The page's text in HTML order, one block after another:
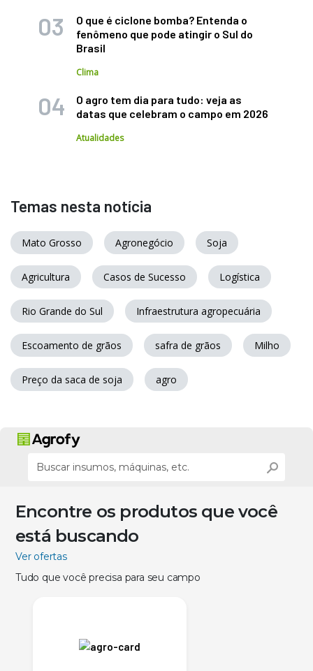
O que é ciclone bomba? Entenda o
fenômeno que pode atingir o Sul do
Brasil
Clima
O agro tem dia para tudo: veja as
datas que celebram o campo em 2026
Atualidades
Temas nesta notícia
Mato Grosso Agronegócio Soja
Agricultura Casos de Sucesso Logística
Rio Grande do Sul Infraestrutura agropecuária
Escoamento de grãos safra de grãos Milho
Preço da saca de soja agro
Encontre os produtos que você
está buscando
Ver ofertas
Tudo que você precisa para seu campo